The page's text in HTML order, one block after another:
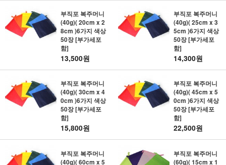
부직포 복주머니
(40g)( 20cm x 2
8cm )6가지 색상
50장 [부가세포
함]
13,500원
부직포 복주머니
(40g)( 25cm x 3
5cm )6가지 색상
50장 [부가세포
함]
14,300원
부직포 복주머니
(40g)( 30cm x 4
0cm )6가지 색상
50장 [부가세포
함]
15,800원
부직포 복주머니
(40g)( 45cm x 5
0cm )6가지 색상
50장 [부가세포
함]
22,500원
부직포 복주머니
(40g)( 60cm x 5
부직포 복주머니
(60g)( 15cm x 1